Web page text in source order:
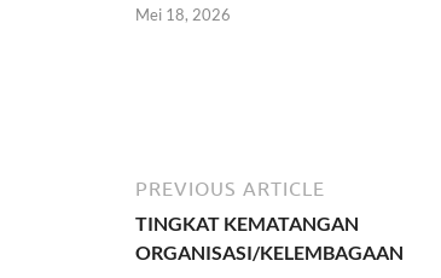
Mei 18, 2026
PREVIOUS ARTICLE
TINGKAT KEMATANGAN
ORGANISASI/KELEMBAGAAN